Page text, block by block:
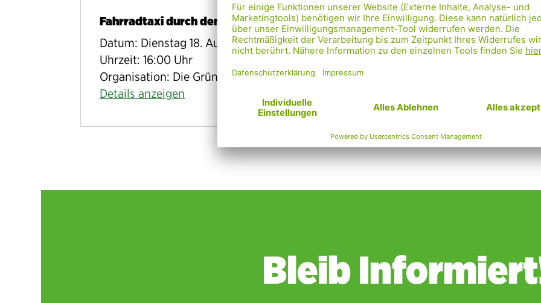
Fahrradtaxi durch den Neunten!
Datum: Dienstag 18. August 2026
Uhrzeit: 16:00 Uhr
Organisation: Die Grünen - 9. Bezirk, Alsergrund (Wien)
Details anzeigen
Bleib